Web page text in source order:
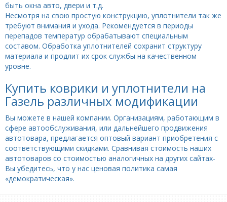
быть окна авто, двери и т.д.
Несмотря на свою простую конструкцию, уплотнители так же
требуют внимания и ухода. Рекомендуется в периоды
перепадов температур обрабатывают специальным
составом. Обработка уплотнителей сохранит структуру
материала и продлит их срок службы на качественном
уровне.
Купить коврики и уплотнители на
Газель различных модификации
Вы можете в нашей компании. Организациям, работающим в
сфере автообслуживания, или дальнейшего продвижения
автотовара, предлагается оптовый вариант приобретения с
соответствующими скидками. Сравнивая стоимость наших
автотоваров со стоимостью аналогичных на других сайтах-
Вы убедитесь, что у нас ценовая политика самая
«демократическая».